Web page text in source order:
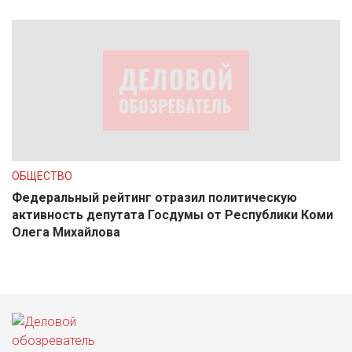
ОБЩЕСТВО
Федеральный рейтинг отразил политическую
активность депутата Госдумы от Республики Коми
Олега Михайлова